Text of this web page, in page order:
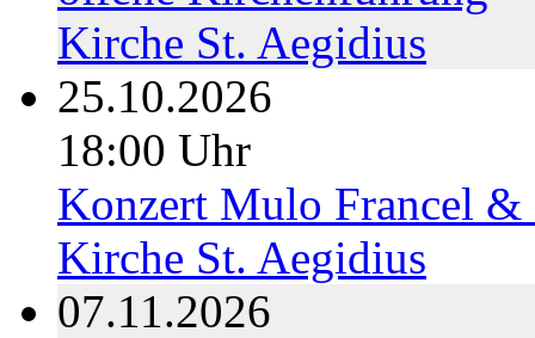
Kirche St. Aegidius
25.10.2026
18:00 Uhr
Konzert Mulo Francel
Kirche St. Aegidius
07.11.2026